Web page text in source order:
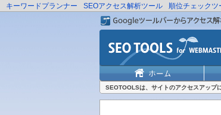
キーワードプランナー SEOアクセス解析ツール 順位チェックツ
SEOTOOLSは、サイトのアクセスアップ